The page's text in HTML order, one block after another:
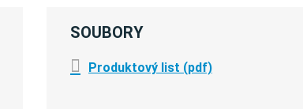
SOUBORY
Produktový list (pdf)